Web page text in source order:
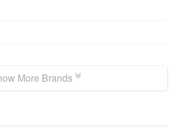
More Brands